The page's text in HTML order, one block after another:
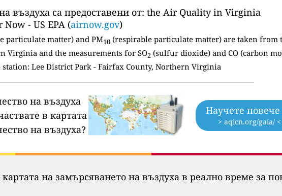
въздуха са предоставени от: the Air Quality in Virginia
- US EPA (airnow.gov)
particulate matter) and PM10(respirable particulate matter) are taken from
Virginia and the measurements for SO2 (sulfur dioxide) and CO (carbon
Lee District Park - Fairfax County, Northern Virginia
на въздуха
в картата
на въздуха?
Научете
> aqicn.org/gaia/ <
на замърсяването на въздуха в реално време за